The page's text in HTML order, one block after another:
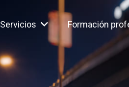
Servicios Formación